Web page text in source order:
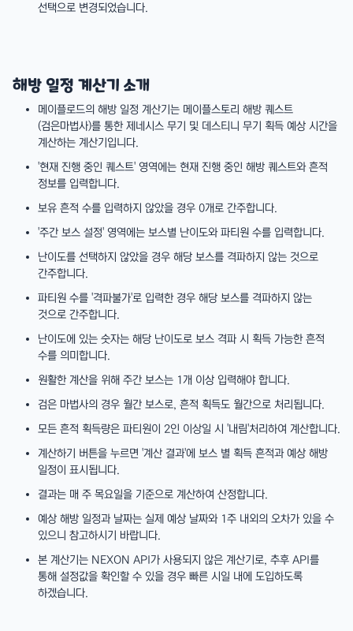
선택으로 변경되었습니다.
해방 일정 계산기 소개
메이플로드의 해방 일정 계산기는 메이플스토리 해방 퀘스트
(검은마법사)를 통한 제네시스 무기 및 데스티니 무기 획득 예상 시간을
계산하는 계산기입니다.
'현재 진행 중인 퀘스트' 영역에는 현재 진행 중인 해방 퀘스트와 흔적
정보를 입력합니다.
보유 흔적 수를 입력하지 않았을 경우 0개로 간주합니다.
'주간 보스 설정' 영역에는 보스별 난이도와 파티원 수를 입력합니다.
난이도를 선택하지 않았을 경우 해당 보스를 격파하지 않는 것으로
간주합니다.
파티원 수를 '격파불가'로 입력한 경우 해당 보스를 격파하지 않는
것으로 간주합니다.
난이도에 있는 숫자는 해당 난이도로 보스 격파 시 획득 가능한 흔적
수를 의미합니다.
원활한 계산을 위해 주간 보스는 1개 이상 입력해야 합니다.
검은 마법사의 경우 월간 보스로, 흔적 획득도 월간으로 처리됩니다.
모든 흔적 획득량은 파티원이 2인 이상일 시 '내림'처리하여 계산합니다.
계산하기 버튼을 누르면 '계산 결과'에 보스 별 획득 흔적과 예상 해방
일정이 표시됩니다.
결과는 매 주 목요일을 기준으로 계산하여 산정합니다.
예상 해방 일정과 날짜는 실제 예상 날짜와 1주 내외의 오차가 있을 수
있으니 참고하시기 바랍니다.
본 계산기는 NEXON API가 사용되지 않은 계산기로, 추후 API를
통해 설정값을 확인할 수 있을 경우 빠른 시일 내에 도입하도록
하겠습니다.